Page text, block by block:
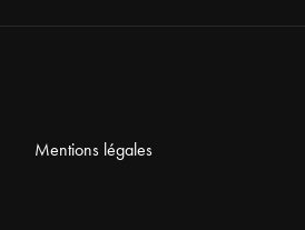
Mentions légales